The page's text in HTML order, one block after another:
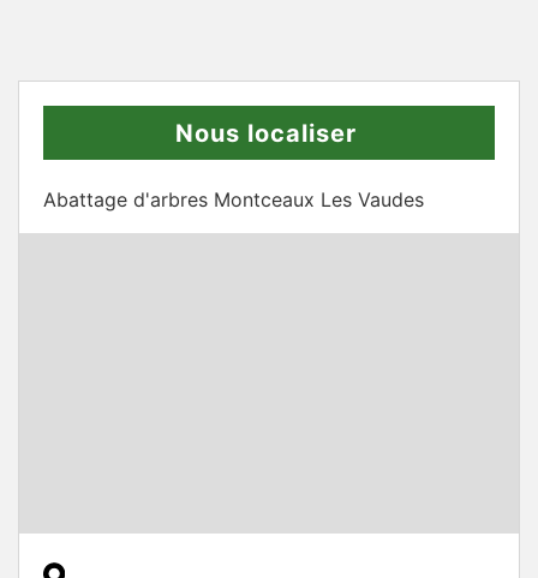
Nous localiser
Abattage d'arbres Montceaux Les Vaudes